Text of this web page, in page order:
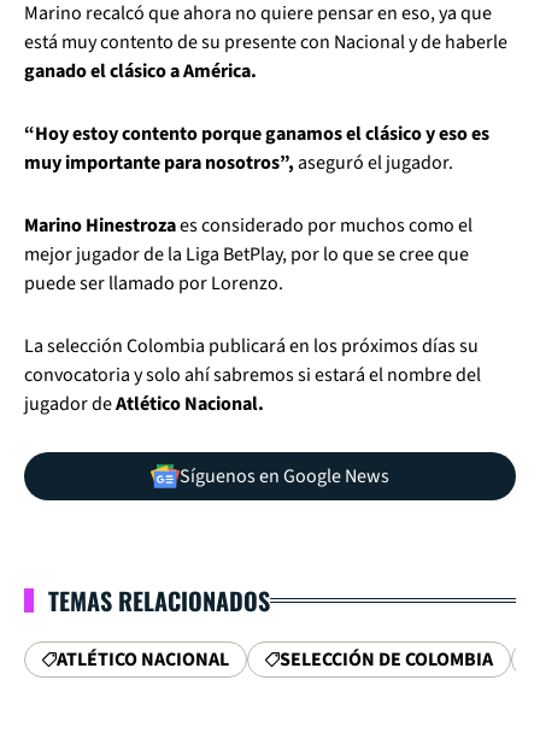
Marino recalcó que ahora no quiere pensar en eso, ya que
está muy contento de su presente con Nacional y de haberle
ganado el clásico a América.
“Hoy estoy contento porque ganamos el clásico y eso es
muy importante para nosotros”,aseguró el jugador.
Marino Hinestrozaes considerado por muchos como el
mejor jugador de la Liga BetPlay, por lo que se cree que
puede ser llamado por Lorenzo.
La selección Colombia publicará en los próximos días su
convocatoria y solo ahí sabremos si estará el nombre del
jugador deAtlético Nacional.
Síguenos en Google News
TEMAS RELACIONADOS
ATLÉTICO NACIONAL SELECCIÓN DE COLOMBIA